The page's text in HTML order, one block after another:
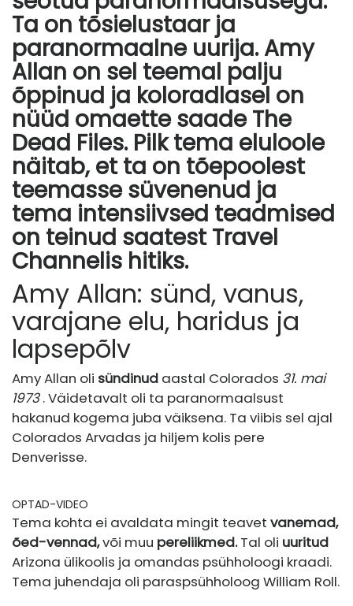
Ta on tõsielustaar ja
paranormaalne uurija. Amy
Allan on sel teemal palju
õppinud ja koloradlasel on
nüüd omaette saade The
Dead Files. Pilk tema eluloole
näitab, et ta on tõepoolest
teemasse süvenenud ja
tema intensiivsed teadmised
on teinud saatest Travel
Channelis hitiks.
Amy Allan: sünd, vanus,
varajane elu, haridus ja
lapsepõlv
Amy Allan oli sündinud aastal Colorados 31. mai
1973 . Väidetavalt oli ta paranormaalsust
hakanud kogema juba väiksena. Ta viibis sel ajal
Colorados Arvadas ja hiljem kolis pere
Denverisse.
OPTAD-VIDEO
Tema kohta ei avaldata mingit teavet vanemad,
õed-vennad,või muu pereliikmed.Tal oli uuritud
Arizona ülikoolis ja omandas psühholoogi kraadi.
Tema juhendaja oli paraspsühholoog William Roll.